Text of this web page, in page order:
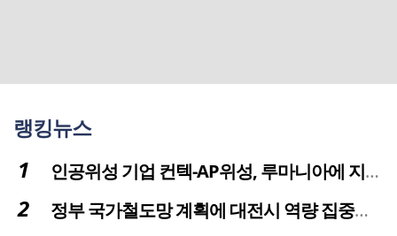
랭킹뉴스
인공위성 기업 컨텍-AP위성, 루마니아에 지상국 시스템 전수
정부 국가철도망 계획에 대전시 역량 집중해야